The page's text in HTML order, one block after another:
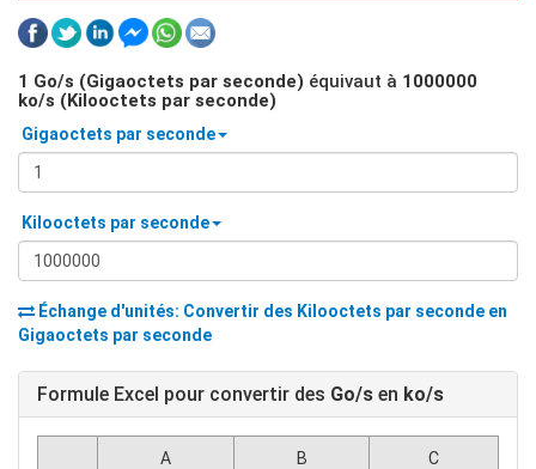
1 Go/s (Gigaoctets par seconde) équivaut à 1000000
ko/s (Kilooctets par seconde)
Gigaoctets par seconde
Kilooctets par seconde
Échange d'unités: Convertir des Kilooctets par seconde en
Gigaoctets par seconde
Formule Excel pour convertir des Go/s en ko/s
A B C